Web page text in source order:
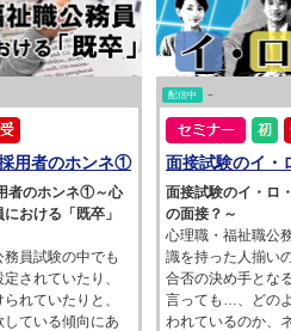
用者のホンネ①
者のホンネ①～心
おける「既卒」
員試験の中でも
されていたり、
れていたりと、
している傾向にあ
配信中 ~
面接試験のイ
面接試験のイ・ロ
の面接？～
心理職・福祉職公
識を持った人揃い
合否の決め手とな
言っても…、どの
われているのか、